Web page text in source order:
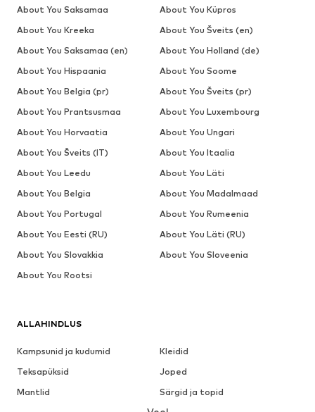
ALLAHINDLUS
Kampsunid ja kudumid
Kleidid
Teksapüksid
Joped
Mantlid
Särgid ja topid
About You Saksamaa
About You Küpros
About You Kreeka
About You Šveits (en)
About You Saksamaa (en)
About You Holland (de)
About You Hispaania
About You Soome
About You Belgia (pr)
About You Šveits (pr)
About You Prantsusmaa
About You Luxembourg
About You Horvaatia
About You Ungari
About You Šveits (IT)
About You Itaalia
About You Leedu
About You Läti
About You Belgia
About You Madalmaad
About You Portugal
About You Rumeenia
About You Eesti (RU)
About You Läti (RU)
About You Slovakkia
About You Sloveenia
About You Rootsi